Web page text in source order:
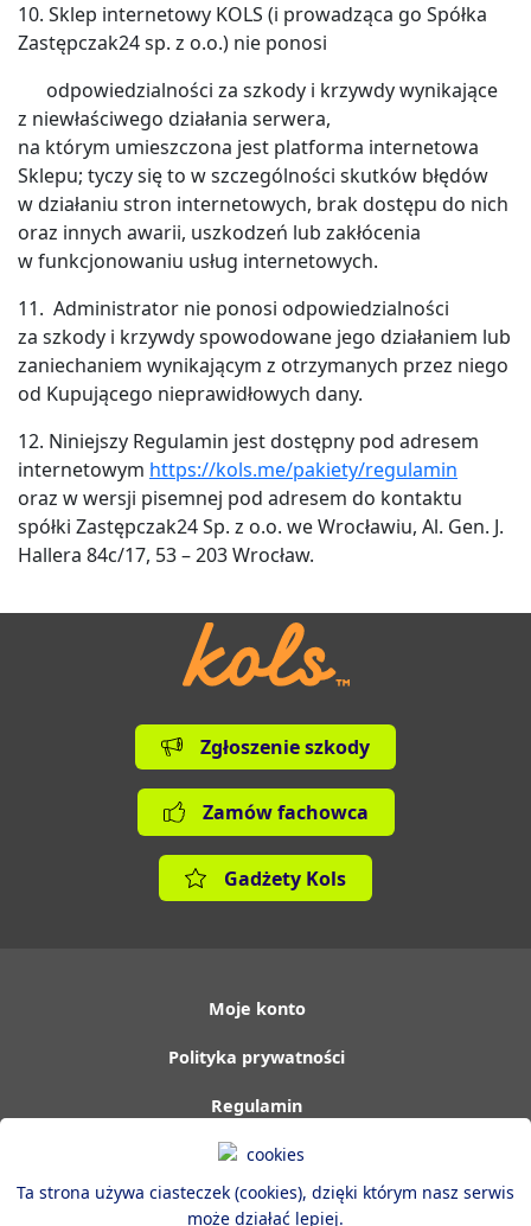
10. Sklep internetowy KOLS (i prowadząca go Spółka
Zastępczak24 sp. z o.o.) nie ponosi
odpowiedzialności za szkody i krzywdy wynikające
z niewłaściwego działania serwera,
na którym umieszczona jest platforma internetowa
Sklepu; tyczy się to w szczególności skutków błędów
w działaniu stron internetowych, brak dostępu do nich
oraz innych awarii, uszkodzeń lub zakłócenia
w funkcjonowaniu usług internetowych.
11. Administrator nie ponosi odpowiedzialności
za szkody i krzywdy spowodowane jego działaniem lub
zaniechaniem wynikającym z otrzymanych przez niego
od Kupującego nieprawidłowych dany.
12. Niniejszy Regulamin jest dostępny pod adresem
internetowym https://kols.me/pakiety/regulamin
oraz w wersji pisemnej pod adresem do kontaktu
spółki Zastępczak24 Sp. z o.o. we Wrocławiu, Al. Gen. J.
Hallera 84c/17, 53 – 203 Wrocław.
Zgłoszenie szkody
Zamów fachowca
Gadżety Kols
Moje konto
Polityka prywatności
Regulamin
Pouczenie o odstąpienie od umowy
Kontakt
Ta strona używa ciasteczek (cookies), dzięki którym nasz serwis
może działać lepiej.